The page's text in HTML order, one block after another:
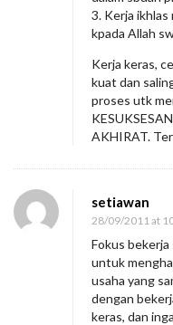
3. Kerja
kpada Allah
Kerja keras,
kuat dan
proses utk
AKHIRAT.
setiawan
28/09/2011 at
Fokus
untuk
usaha yang
dengan
keras, dan